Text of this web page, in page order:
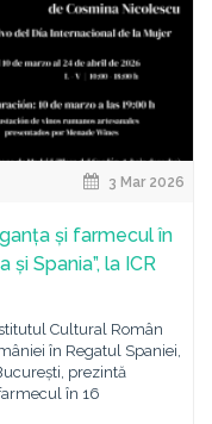
3 Mar 2026
și farmecul în
Spania”, la ICR
Cultural Român
în Regatul Spaniei,
prezintă
în 16